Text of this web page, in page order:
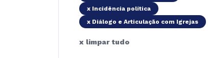
x Incidência política
x Diálogo e Articulação com Igrejas
x limpar tudo